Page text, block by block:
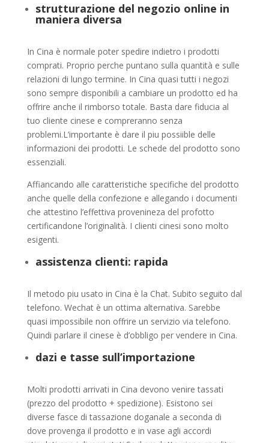
strutturazione del negozio online in
maniera diversa
In Cina è normale poter spedire indietro i prodotti
comprati. Proprio perche puntano sulla quantità e sulle
relazioni di lungo termine. In Cina quasi tutti i negozi
sono sempre disponibili a cambiare un prodotto ed ha
offrire anche il rimborso totale. Basta dare fiducia al
tuo cliente cinese e compreranno senza
problemi.L’importante è dare il piu possiible delle
informazioni dei prodotti. Le schede del prodotto sono
essenziali.
Affiancando alle caratteristiche specifiche del prodotto
anche quelle della confezione e allegando i documenti
che attestino l’effettiva provenineza del profotto
certificandone l’originalità. I clienti cinesi sono molto
esigenti.
assistenza clienti: rapida
Il metodo piu usato in Cina è la Chat. Subito seguito dal
telefono. Wechat è un ottima alternativa. Sarebbe
quasi impossibile non offrire un servizio via telefono.
Quindi parlare il cinese è d’obbligo per vendere in Cina.
dazi e tasse sull’importazione
Molti prodotti arrivati in Cina devono venire tassati
(prezzo del prodotto + spedizione). Esistono sei
diverse fasce di tassazione doganale a seconda di
dove provenga il prodotto e in vase agli accordi